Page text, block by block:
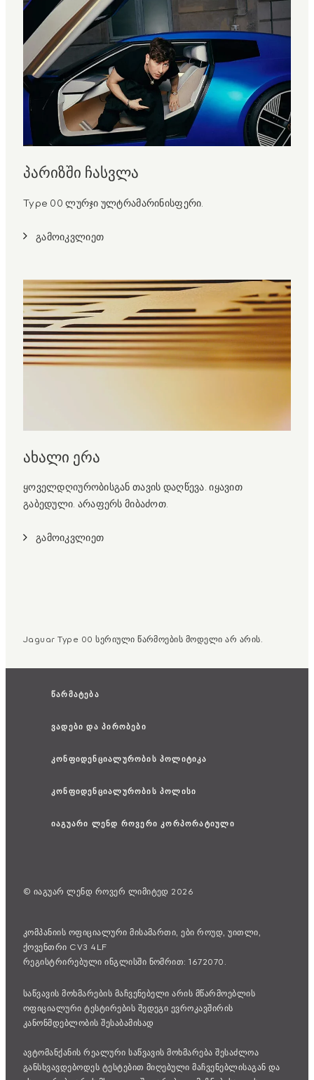
პარიზში ჩასვლა
Type 00 ლურჯი ულტრამარინისფერი.
გამოიკვლიეთ
ახალი ერა
ყოველდღიურობისგან თავის დაღწევა. იყავით
გაბედული. არაფერს მიბაძოთ.
გამოიკვლიეთ
Jaguar Type 00 სერიული წარმოების მოდელი არ არის.
წარმატება
ვადები და პირობები
კონფიდენციალურობის პოლიტიკა
კონფიდენციალურობის პოლისი
იაგუარი ლენდ როვერი კორპორატიული
© იაგუარ ლენდ როვერ ლიმიტედ 2026
კომპანიის ოფიციალური მისამართი, ები როუდ, უითლი,
ქოვენთრი CV3 4LF
რეგისტრირებული ინგლისში ნომრით: 1672070.
საწვავის მოხმარების მაჩვენებელი არის მწარმოებლის
ოფიციალური ტესტირების შედეგი ევროკავშირის
კანონმდებლობის შესაბამისად
ავტომანქანის რეალური საწვავის მოხმარება შესაძლოა
განსხვავდებოდეს ტესტებით მიღებული მაჩვენებლისაგან და